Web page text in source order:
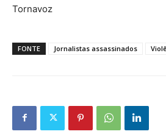
Tornavoz
FONTE Jornalistas assassinados